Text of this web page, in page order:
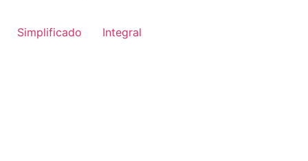
Simplificado Integral